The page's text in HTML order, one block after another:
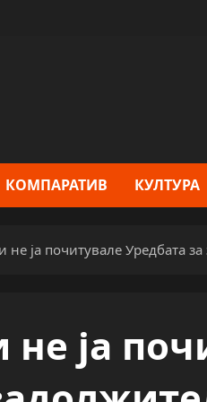
КОМПАРАТИВ КУЛТУРА
не ја почитувале Уредбата
ја